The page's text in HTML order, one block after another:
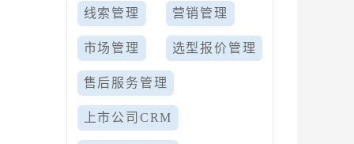
线索管理 营销管理
市场管理 选型报价管理
售后服务管理
上市公司CRM